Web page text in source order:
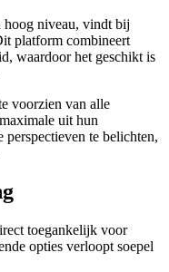
hoog niveau, vindt bij
platform combineert
waardoor het geschikt is
voorzien van alle
uit hun
te belichten,
toegankelijk voor
opties verloopt soepel